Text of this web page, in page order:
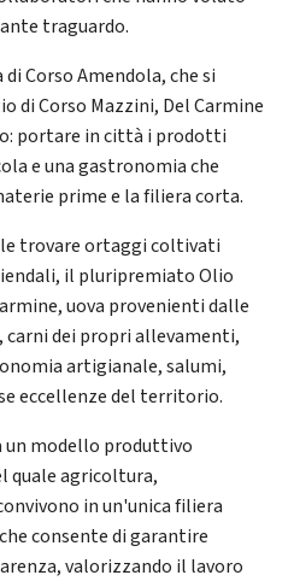
traguardo.
Corso Amendola, che si
di Corso Mazzini, Del Carmine
portare in città i prodotti
e una gastronomia che
prime e la filiera corta.
trovare ortaggi coltivati
il pluripremiato Olio
uova provenienti dalle
dei propri allevamenti,
artigianale, salumi,
eccellenze del territorio.
un modello produttivo
quale agricoltura,
in un'unica filiera
consente di garantire
valorizzando il lavoro